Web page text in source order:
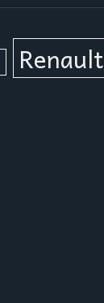
Renault